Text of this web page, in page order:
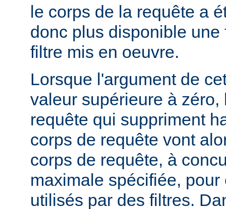
le corps de la requête a
donc plus disponible
filtre mis en oeuvre.
Lorsque l'argument de
valeur supérieure à
requête qui suppriment
corps de requête vont
corps de requête, à
maximale spécifiée,
utilisés par des filtres.